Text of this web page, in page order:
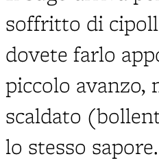
soffritto di
dovete farlo
piccolo avanzo,
scaldato
lo stesso sapore.